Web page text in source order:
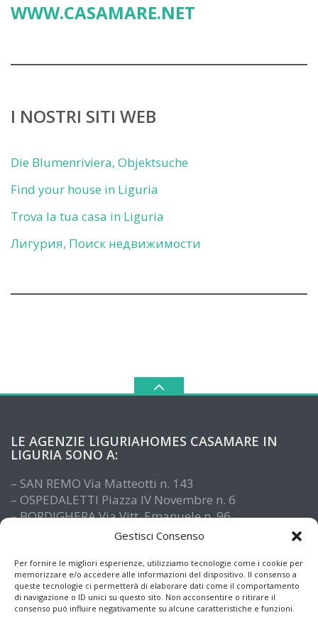
Gestisci Consenso
Per fornire le migliori esperienze, utilizziamo tecnologie come i cookie per
memorizzare e/o accedere alle informazioni del dispositivo. Il consenso a
queste tecnologie ci permetterà di elaborare dati come il comportamento
di navigazione o ID unici su questo sito. Non acconsentire o ritirare il
consenso può influire negativamente su alcune caratteristiche e funzioni.
WWW.CASAMARE.NET
I NOSTRI SITI WEB
Die Blumenriviera, Objektsuche
Find your house in Liguria
Trova la tua casa in Liguria
Лигурия, Поиск недвижимости
LE AGENZIE LIGURIAHOMES CASAMARE IN
LIGURIA SONO A:
– SAN REMO Via Matteotti n. 143
– OSPEDALETTI Piazza IV Novembre n. 6
– BORDIGHERA Via Vitt. Emanuele n. 96
– IMPERIA Piazza De Amicis n. 15
– ALASSIO Via XX Settembre n. 61